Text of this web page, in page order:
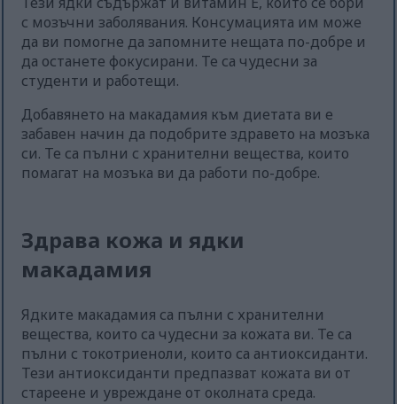
с мозъчни заболявания. Консумацията им може
да ви помогне да запомните нещата по-добре и
да останете фокусирани. Те са чудесни за
студенти и работещи.
Добавянето на макадамия към диетата ви е
забавен начин да подобрите здравето на мозъка
си. Те са пълни с хранителни вещества, които
помагат на мозъка ви да работи по-добре.
Здрава кожа и ядки
макадамия
Ядките макадамия са пълни с хранителни
вещества, които са чудесни за кожата ви. Те са
пълни с токотриеноли, които са антиоксиданти.
Тези антиоксиданти предпазват кожата ви от
стареене и увреждане от околната среда.